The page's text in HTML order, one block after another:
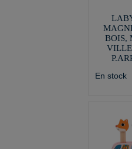
BOIS,
En stock